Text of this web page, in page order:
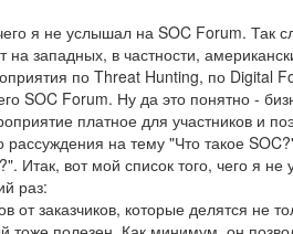
я не услышал на SOC Forum. Так
на западных, в частности,
по Threat Hunting, по Digital
SOC Forum. Ну да это понятно -
платное для участников и
рассуждения на тему "Что такое
Итак, вот мой список того, чего я
раз:
от заказчиков, которые делятся не